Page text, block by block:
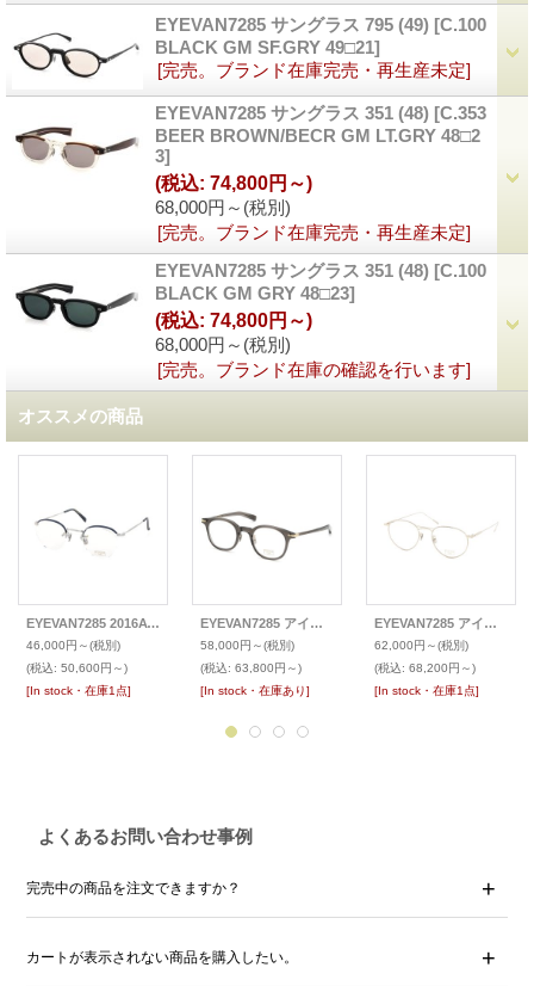
EYEVAN7285 サングラス 795 (49) [C.100
BLACK GM SF.GRY 49□21]
[完売。ブランド在庫完売・再生産未定]
EYEVAN7285 サングラス 351 (48) [C.353
BEER BROWN/BECR GM LT.GRY 48□2
3]
68,000円～ (税別)
(税込: 74,800円～)
[完売。ブランド在庫完売・再生産未定]
EYEVAN7285 サングラス 351 (48) [C.100
BLACK GM GRY 48□23]
68,000円～ (税別)
(税込: 74,800円～)
[完売。ブランド在庫の確認を行います]
オススメの商品
EYEVAN7285 2016AW ワンポイントメガネ 141 (46)
46,000円～(税別)
(税込: 50,600円～)
[In stock・在庫1点]
EYEVAN7285 アイヴァン7285 メガネ 770 (46)
58,000円～(税別)
(税込: 63,800円～)
[In stock・在庫あり]
EYEVAN7285 アイヴァン7285 2026SS メガネ 1015
62,000円～(税別)
(税込: 68,200円～)
[In stock・在庫1点]
よくあるお問い合わせ事例
完売中の商品を注文できますか？
カートが表示されない商品を購入したい。